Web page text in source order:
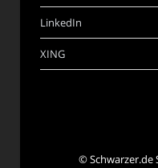
LinkedIn
XING
©